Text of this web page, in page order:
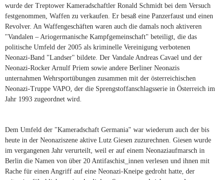
wurde der Treptower Kameradschaftler Ronald Schmidt bei dem Versuch
festgenommen, Waffen zu verkaufen. Er besaß eine Panzerfaust und einen
Revolver. An Waffengeschäften waren auch die damals noch aktiveren
"Vandalen – Ariogermanische Kampfgemeinschaft" beteiligt, die das
politische Umfeld der 2005 als kriminelle Vereinigung verbotenen
Neonazi-Band "Landser" bildete. Der Vandale Andreas Cavael und der
Neonazi-Rocker Arnulf Priem sowie andere Berliner Neonazis
unternahmen Wehrsportübungen zusammen mit der österreichischen
Neonazi-Truppe VAPO, der die Sprengstoffanschlagsserie in Österreich im
Jahr 1993 zugeordnet wird.
Dem Umfeld der "Kameradschaft Germania" war wiederum auch der bis
heute in der Neonaziszene aktive Lutz Giesen zuzurechnen. Giesen wurde
im vergangenen Jahr verurteilt, weil er auf einem Neonaziaufmarsch in
Berlin die Namen von über 20 Antifaschist_innen verlesen und ihnen mit
Rache für einen Angriff auf eine Neonazi-Kneipe gedroht hatte, der